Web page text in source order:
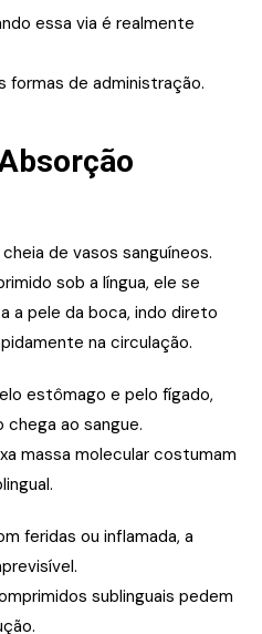
essa via é realmente
formas de administração.
de vasos sanguíneos.
sob a língua, ele se
a pele da boca, indo direto
na circulação.
estômago e pelo fígado,
ao sangue.
massa molecular costumam
feridas ou inflamada, a
sublinguais pedem